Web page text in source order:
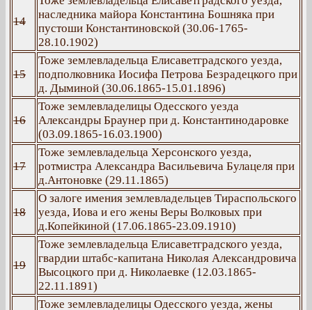
14
наследника майора Константина Бошняка при
пустоши Константиновской (30.06-1765-
28.10.1902)
15
Тоже землевладельца Елисаветградского уезда,
подполковника Иосифа Петрова Безрадецкого при
д. Дыминой (30.06.1865-15.01.1896)
16
Тоже землевладелицы Одесского уезда
Александры Браунер при д. Константинодаровке
(03.09.1865-16.03.1900)
17
Тоже землевладельца Херсонского уезда,
ротмистра Александра Васильевича Булацеля при
д.Антоновке (29.11.1865)
18
О залоге имения землевладельцев Тираспольского
уезда, Иова и его жены Веры Волковых при
д.Копейкиной (17.06.1865-23.09.1910)
19
Тоже землевладельца Елисаветградского уезда,
гвардии штабс-капитана Николая Александровича
Высоцкого при д. Николаевке (12.03.1865-
22.11.1891)
Тоже землевладелицы Одесского уезда, жены